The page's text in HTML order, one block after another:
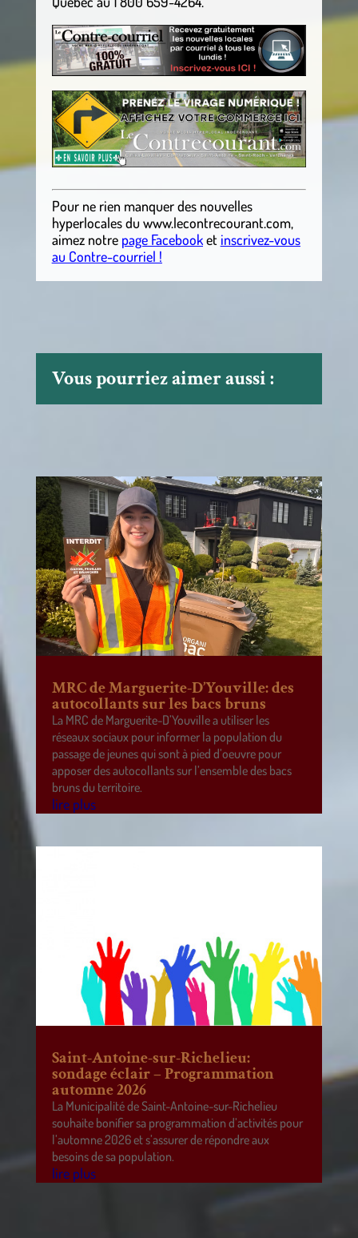
Pour ne rien manquer des nouvelles
hyperlocalesdu www.lecontrecourant.com,
aimez notre page Facebooket inscrivez-vous
au Contre-courriel !
Vous pourriez aimer aussi :
MRC de Marguerite-D’Youville: des
autocollants sur les bacs bruns
La MRC de Marguerite-D’Youville a utiliser les
réseaux sociaux pour informer la population du
passage de jeunes qui sont à pied d’oeuvre pour
apposer des autocollants sur l’ensemble des bacs
bruns du territoire.
lire plus
Saint-Antoine-sur-Richelieu:
sondage éclair – Programmation
automne 2026
La Municipalité de Saint-Antoine-sur-Richelieu
souhaite bonifier sa programmation d’activités pour
l’automne 2026 et s’assurer de répondre aux
besoins de sa population.
lire plus